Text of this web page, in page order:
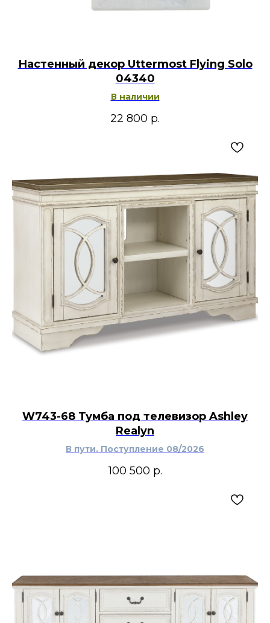
Настенный декор Uttermost Flying Solo
04340
В наличии
22 800 р.
W743-68 Тумба под телевизор Ashley
Realyn
В пути. Поступление 08/2026
100 500 р.